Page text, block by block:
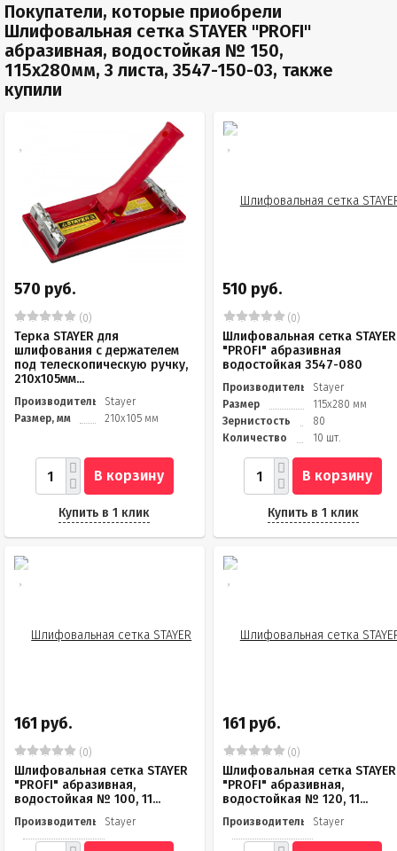
Покупатели, которые приобрели
Шлифовальная сетка STAYER "PROFI"
абразивная, водостойкая № 150,
115х280мм, 3 листа, 3547-150-03, также
купили
570 руб.
(0)
Терка STAYER для
шлифования с держателем
под телескопическую ручку,
210x105мм...
Производитель
Stayer
Размер, мм
210x105 мм
В корзину
Купить в 1 клик
510 руб.
(0)
Шлифовальная сетка STAYER
"PROFI" абразивная
водостойкая 3547-080
Производитель
Stayer
Размер
115х280 мм
Зернистость
80
Количество
10 шт.
В корзину
Купить в 1 клик
161 руб.
(0)
Шлифовальная сетка STAYER
"PROFI" абразивная,
водостойкая № 100, 11...
Производитель Stayer
161 руб.
(0)
Шлифовальная сетка STAYER
"PROFI" абразивная,
водостойкая № 120, 11...
Производитель Stayer